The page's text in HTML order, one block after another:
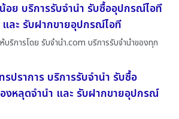
อย บริการรับจำนำ รับซื้ออุปกรณ์ไอที
ละ รับฝากขายอุปกรณ์ไอที
บริการโดย รับจํานํา.com บริการรับจำนำของทุก
ปราการ บริการรับจำนำ รับซื้อ
งหลุดจำนำ และ รับฝากขายอุปกรณ์